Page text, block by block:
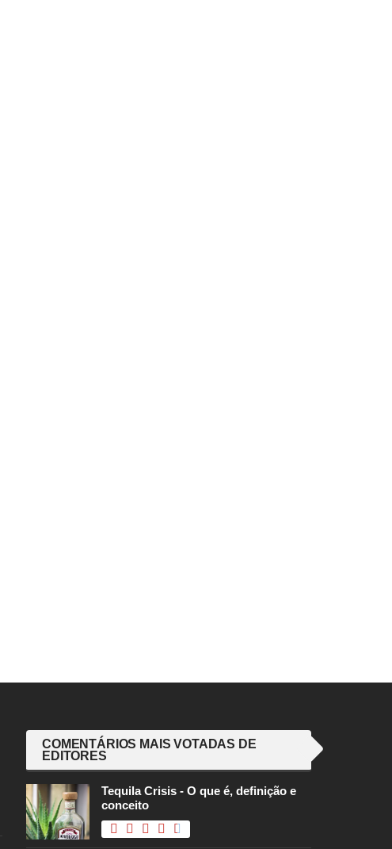
COMENTÁRIOS MAIS VOTADAS DE
EDITORES
Tequila Crisis - O que é, definição e
conceito